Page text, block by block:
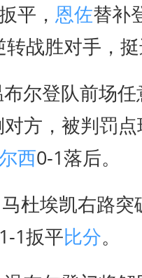
平， 恩佐替补
转战胜对手，
尔登队前场
方，被判罚
西0-1落后。
杜埃凯右路
1-1扳平比分。